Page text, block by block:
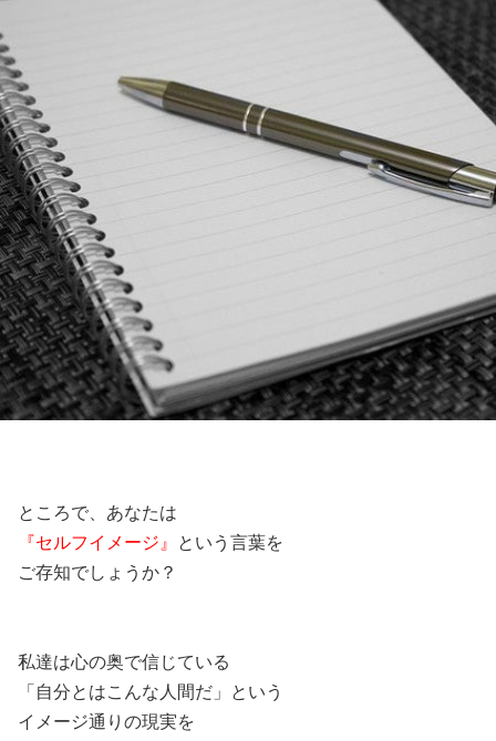
ところで、あなたは
『セルフイメージ』
という言葉を
ご存知でしょうか？
私達は心の奥で信じている
「自分とはこんな人間だ」という
イメージ通りの現実を